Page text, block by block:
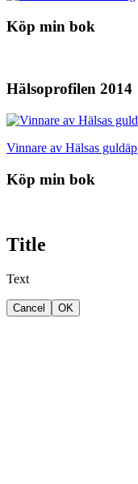
Köp min bok
Hälsoprofilen 2014
Vinnare av Hälsas
Köp min bok
Title
Text
Cancel OK